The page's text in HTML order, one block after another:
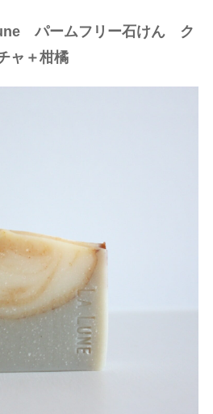
パームフリー石けん ク
ャ＋柑橘